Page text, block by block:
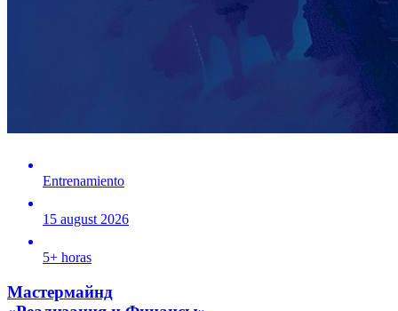
Entrenamiento
15 august 2026
5+ horas
Мастермайнд